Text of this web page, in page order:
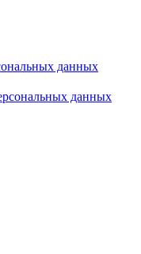
данных
данных